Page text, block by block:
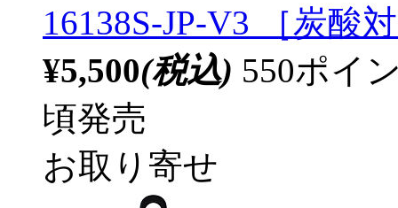
16138S-JP-V3 ［炭酸
¥5,500(税込) 550ポイ
頃発売
お取り寄せ